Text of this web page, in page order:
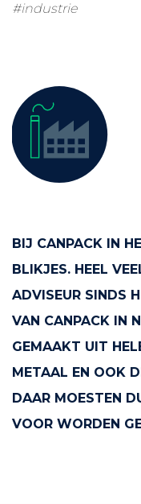
#industrie
BIJ CANPACK IN
BLIKJES. HEEL
ADVISEUR SINDS
VAN CANPACK IN
GEMAAKT UIT
METAAL EN OOK
DAAR MOESTEN
VOOR WORDEN